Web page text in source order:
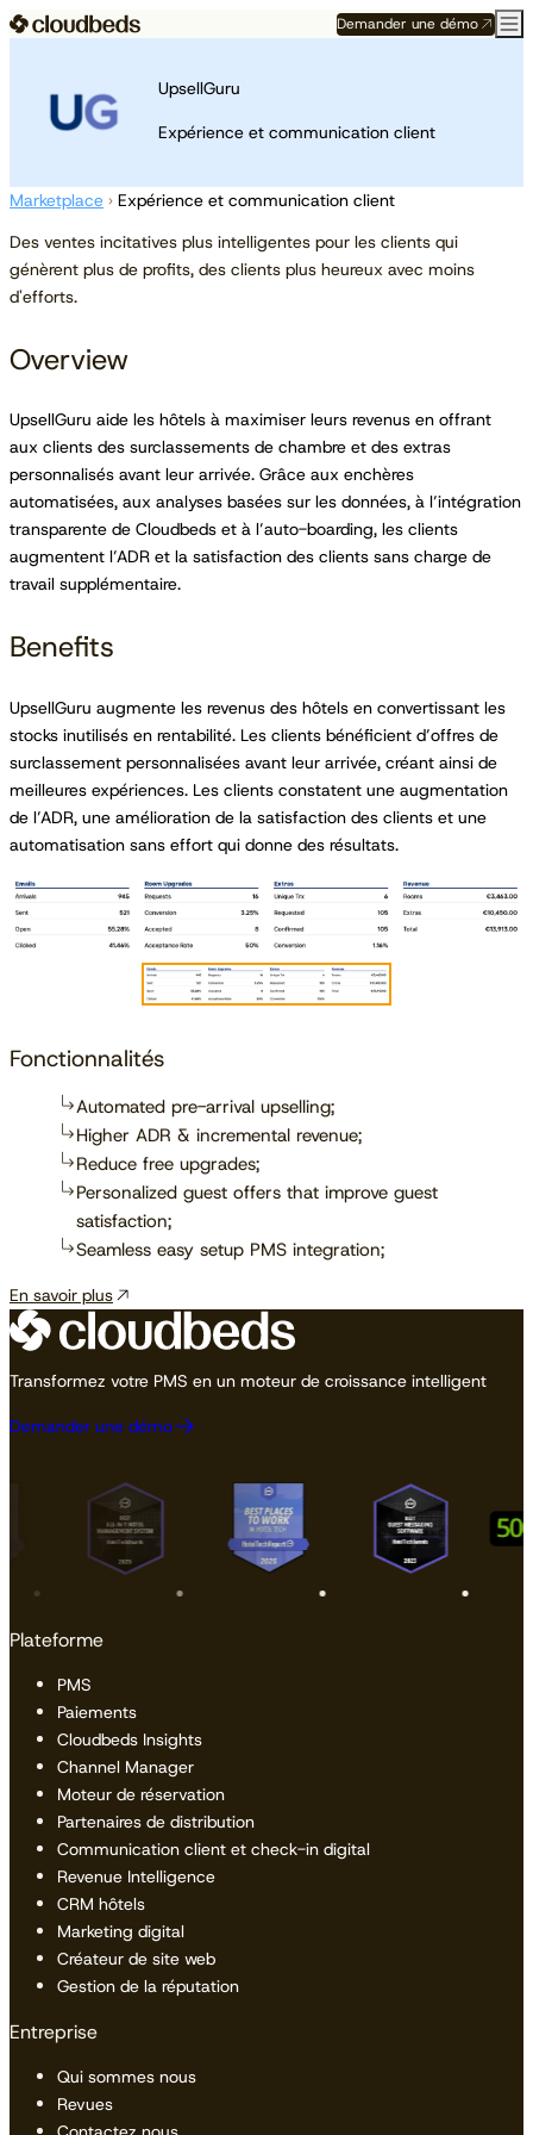
Demander une démo
UpsellGuru
Expérience et communication client
Marketplace › Expérience et communication client
Des ventes incitatives plus intelligentes pour les clients qui
génèrent plus de profits, des clients plus heureux avec moins
d'efforts.
Overview
UpsellGuru aide les hôtels à maximiser leurs revenus en offrant
aux clients des surclassements de chambre et des extras
personnalisés avant leur arrivée. Grâce aux enchères
automatisées, aux analyses basées sur les données, à l’intégration
transparente de Cloudbeds et à l’auto-boarding, les clients
augmentent l’ADR et la satisfaction des clients sans charge de
travail supplémentaire.
Benefits
UpsellGuru augmente les revenus des hôtels en convertissant les
stocks inutilisés en rentabilité. Les clients bénéficient d’offres de
surclassement personnalisées avant leur arrivée, créant ainsi de
meilleures expériences. Les clients constatent une augmentation
de l’ADR, une amélioration de la satisfaction des clients et une
automatisation sans effort qui donne des résultats.
Fonctionnalités
Automated pre-arrival upselling;
Higher ADR & incremental revenue;
Reduce free upgrades;
Personalized guest offers that improve guest
satisfaction;
Seamless easy setup PMS integration;
En savoir plus
Transformez votre PMS en un moteur de croissance intelligent
Demander une démo
Plateforme
PMS
Paiements
Cloudbeds Insights
Channel Manager
Moteur de réservation
Partenaires de distribution
Communication client et check-in digital
Revenue Intelligence
CRM hôtels
Marketing digital
Créateur de site web
Gestion de la réputation
Entreprise
Qui sommes nous
Revues